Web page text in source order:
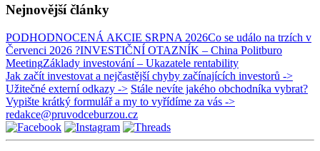
Nejnovější články
PODHODNOCENÁ AKCIE SRPNA 2026Co se událo na trzích v
Červenci 2026 ?INVESTIČNÍ OTAZNÍK – China Politburo
MeetingZáklady investování – Ukazatele rentability
Jak začít investovat a nejčastější chyby začínajících investorů ->
Užitečné externí odkazy -> Stále nevíte jakého obchodníka vybrat?
Vypište krátký formulář a my to vyřídíme za vás ->
redakce@pruvodceburzou.cz